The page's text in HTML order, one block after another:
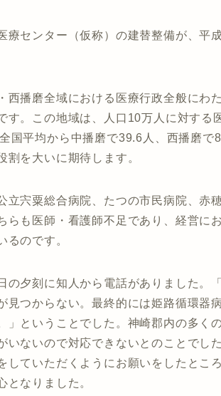
療センター（仮称）の建替整備が、平
西播磨全域における医療行政全般にわ
す。この地域は、人口10万人に対する
国平均から中播磨で39.6人、西播磨で
を大いに期待します。
立宍粟総合病院、たつの市民病院、赤
らも医師・看護師不足であり、経営に
るのです。
の夕刻に知人から電話がありました。
見つからない。最終的には姫路循環器
」ということでした。神崎郡内の多く
いないので対応できないとのことでし
していただくようにお願いをしたとこ
となりました。